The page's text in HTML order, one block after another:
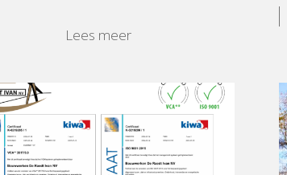
Lees meer